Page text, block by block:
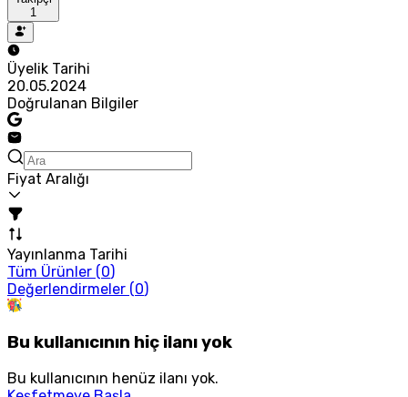
1
Üyelik Tarihi
20.05.2024
Doğrulanan Bilgiler
Fiyat Aralığı
Yayınlanma Tarihi
Tüm Ürünler (0)
Değerlendirmeler (0)
Bu kullanıcının hiç ilanı yok
Bu kullanıcının henüz ilanı yok.